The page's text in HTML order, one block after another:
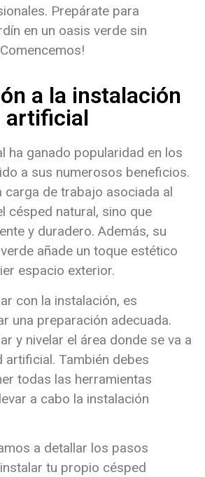
Prepárate para
en un oasis verde sin
a la instalación
artificial
ha ganado popularidad en los
a sus numerosos beneficios.
carga de trabajo asociada al
césped natural, sino que
y duradero. Además, su
añade un toque estético
espacio exterior.
con la instalación, es
una preparación adecuada.
y nivelar el área donde se va a
artificial. También debes
todas las herramientas
a cabo la instalación
a detallar los pasos
tu propio césped